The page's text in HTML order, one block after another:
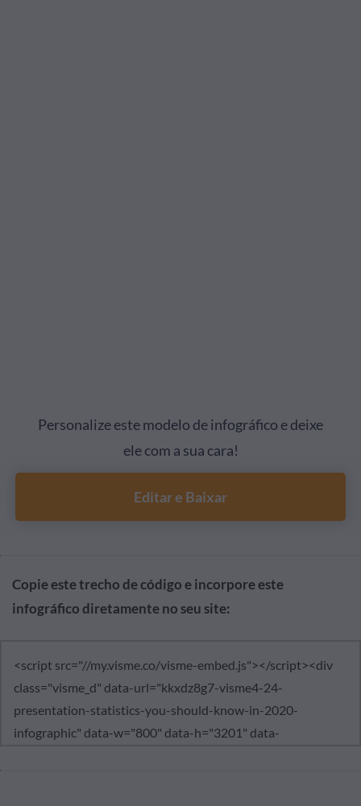
Personalize este modelo de infográfico e deixe
ele com a sua cara!
Editar e Baixar
Copie este trecho de código e incorpore este
infográfico diretamente no seu site: